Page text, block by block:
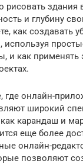
рисовать здания
и глубину
как создавать
используя
и как применять
где онлайн-
широкий
карандаш и
еще более
онлайн-
позволяют